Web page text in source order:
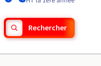
Rechercher